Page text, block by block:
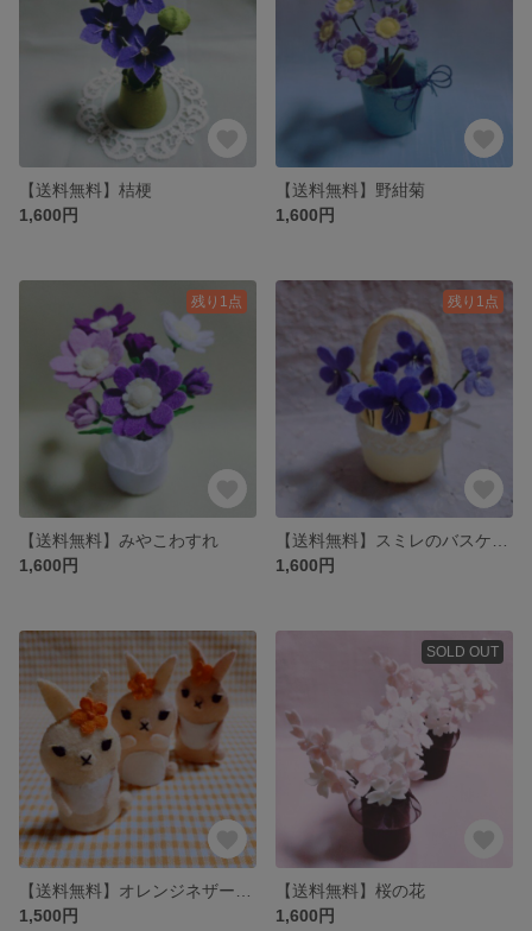
【送料無料】桔梗
1,600円
【送料無料】野紺菊
1,600円
残り1点
【送料無料】みやこわすれ
1,600円
残り1点
1,600円
1,500円
SOLD OUT
【送料無料】桜の花
1,600円